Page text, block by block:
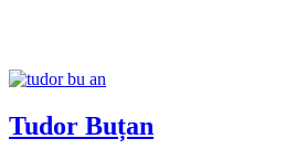
Tudor Buțan